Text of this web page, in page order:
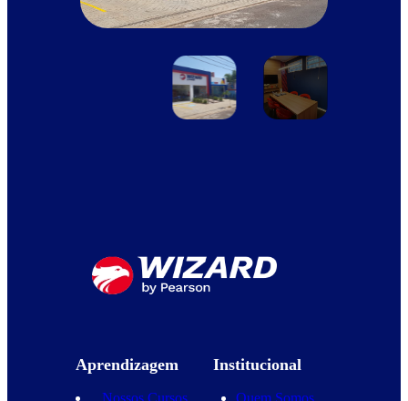
Aprendizagem
Nossos Cursos
Institucional
Quem Somos